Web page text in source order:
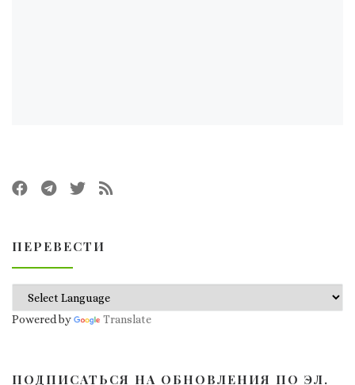
ПЕРЕВЕСТИ
Powered by Translate
ПОДПИСАТЬСЯ НА ОБНОВЛЕНИЯ ПО ЭЛ.